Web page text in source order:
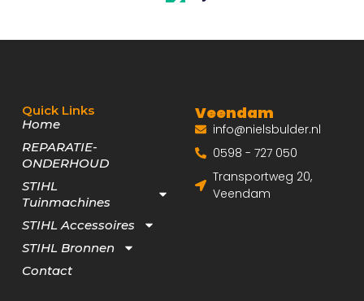
Quick Links
Home
REPARATIE-
ONDERHOUD
STIHL
Tuinmachines
STIHL Accessoires
STIHL Bronnen
Contact
Veendam
info@nielsbulder.nl
0598 - 727 050
Transportweg 20,
Veendam